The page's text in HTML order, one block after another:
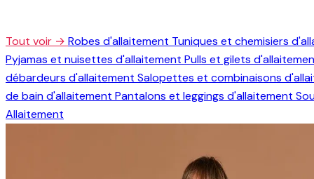
Tout voir → Robes d'allaitement Tuniques et chemisiers
Pyjamas et nuisettes d'allaitement Pulls et gilets
débardeurs d'allaitement Salopettes et combinaisons
de bain d'allaitement Pantalons et leggings d'allaitement
Allaitement